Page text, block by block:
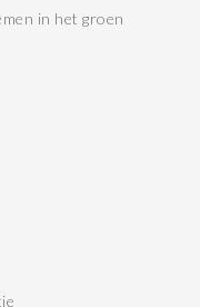
in het groen